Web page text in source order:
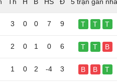
3 0 0 7 9 T T T
2 0 1 0 6 T T B
1 0 2 -4 3 B B T